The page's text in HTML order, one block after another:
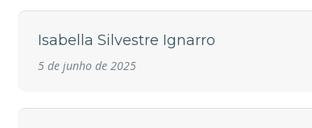
Isabella Silvestre Ignarro
5 de junho de 2025